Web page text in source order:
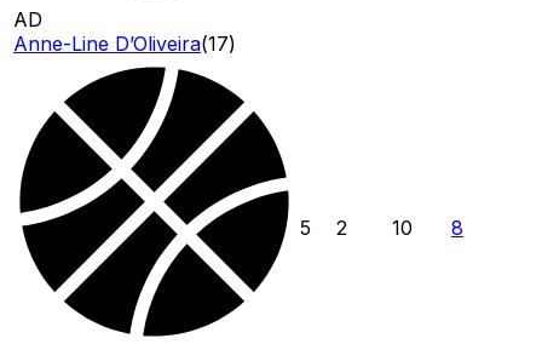
AD
Anne-Line D’Oliveira(17)
5 2 10 8